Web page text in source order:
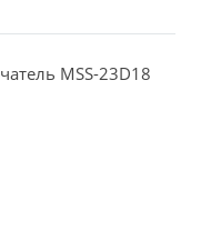
MSS-23D18